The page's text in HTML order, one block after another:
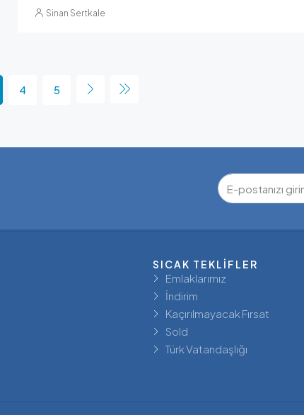
Sinan Sertkale
4 5
SICAK TEKLIFLER
Emlaklarımız
İndirim
Kaçırılmayacak Fırsat
Sold
Türk Vatandaşlığı